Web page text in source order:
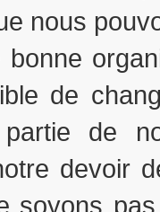
nous
de
de
devoir
soyons